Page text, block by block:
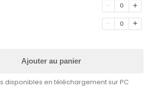
0
0
Ajouter au panier
disponibles en téléchargement sur PC